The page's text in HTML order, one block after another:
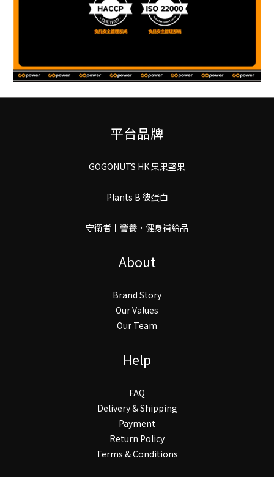
平台品牌
GOGONUTS HK 果果堅果
Plants B 彼蛋白
守衛者丨謍養．健身補給品
About
Brand Story
Our Values
Our Team
Help
FAQ
Delivery & Shipping
Payment
Return Policy
Terms & Conditions